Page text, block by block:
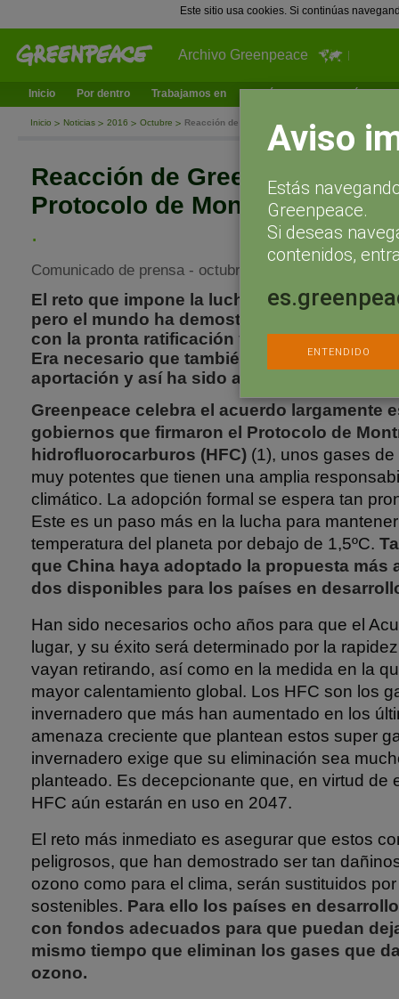
Este sitio usa cookies. Si continúas
Archivo Greenpeace
Inicio Por dentro Trabajamos en ¿Qué puedes hacer tú?
Inicio Noticias 2016 Octubre Reacción de Greenpeace al acuerdo del
Reacción de Greenpeace al
Protocolo de Montreal sobre
.
Comunicado de prensa - octubre 15, 2016
El reto que impone la lucha contra el
pero el mundo ha demostrado que está
con la pronta ratificación y entrada en vigor
Era necesario que también el Protocolo de
aportación y así ha sido aunque con
Greenpeace celebra el acuerdo largamente
gobiernos que firmaron el Protocolo de
hidrofluorocarburos (HFC) (1), unos gases
muy potentes que tienen una amplia
climático. La adopción formal se espera tan
Este es un paso más en la lucha para
temperatura del planeta por debajo de 1,5ºC.
que China haya adoptado la propuesta más
dos disponibles para los países en
Han sido necesarios ocho años para que el
lugar, y su éxito será determinado por la
vayan retirando, así como en la medida en la
mayor calentamiento global. Los HFC son los
invernadero que más han aumentado en los
amenaza creciente que plantean estos super
invernadero exige que su eliminación sea
planteado. Es decepcionante que, en virtud de
HFC aún estarán en uso en 2047.
El reto más inmediato es asegurar que estos
peligrosos, que han demostrado ser tan
ozono como para el clima, serán sustituidos
sostenibles. Para ello los países en
con fondos adecuados para que puedan
mismo tiempo que eliminan los gases que
ozono.
Aviso
Estás
Greenpeace.
Si deseas
contenidos,
ENTENDIDO